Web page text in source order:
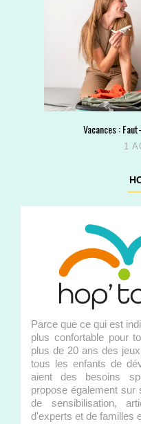
Vacances :
1
Parce que ce qui est
plus confortable pour
plus de 20 ans des
tous les enfants de
aient des besoins
propose également sur
de sensibilisation,
d'experts et de familles